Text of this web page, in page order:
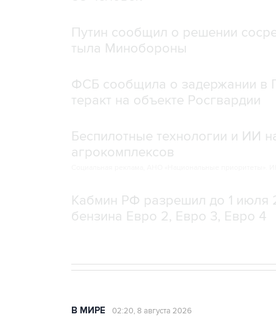
Путин сообщил о решении
тыла Минобороны
ФСБ сообщила о задержании в
теракт на объекте Росгвардии
Беспилотные технологии и ИИ
агрокомплексов
Кабмин РФ разрешил до 1 июля
бензина Евро 2, Евро 3, Евро 4
В МИРЕ 02:20, 8 августа 2026